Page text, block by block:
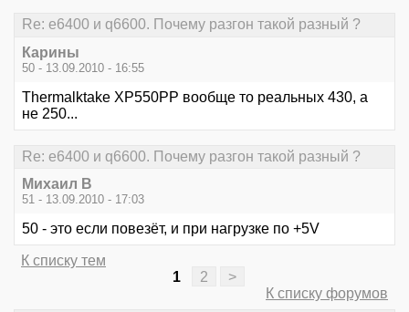
Re: е6400 и q6600. Почему разгон такой разный ?
Карины
50 - 13.09.2010 - 16:55
Thermalktake XP550PP вообще то реальных 430, а
не 250...
Re: е6400 и q6600. Почему разгон такой разный ?
Михаил В
51 - 13.09.2010 - 17:03
50 - это если повезёт, и при нагрузке по +5V
К списку тем
1
2
>
К списку форумов